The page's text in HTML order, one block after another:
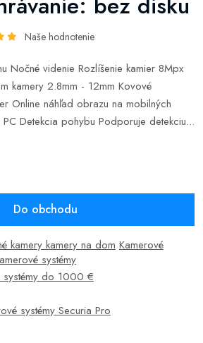
Naše hodnotenie
Nočné videnie Rozlíšenie kamier 8Mpx
kamery 2.8mm - 12mm Kovové
Online náhľad obrazu na mobilných
Detekcia pohybu Podporuje detekciu...
Do obchodu
kamery kamery na dom Kamerové
systémy
systémy do 1000 €
systémy Securia Pro